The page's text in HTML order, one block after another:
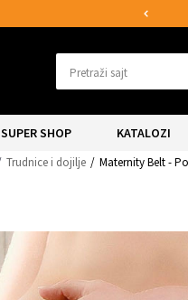
Pretraži sajt
SUPER SHOP KATALOZI
Trudnice i dojilje Maternity Belt -